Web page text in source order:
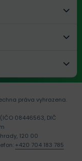
práva vyhrazena.
08446563, DIČ
120 00
+420 704 183 785